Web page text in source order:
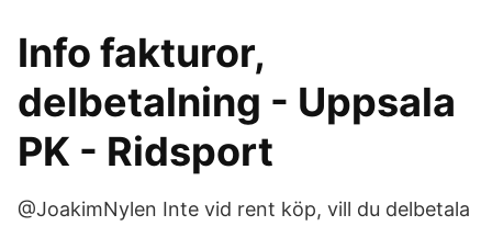
Info fakturor,
delbetalning - Uppsala
PK - Ridsport
@JoakimNylen Inte vid rent köp, vill du delbetala